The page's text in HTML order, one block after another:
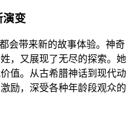
演变
会带来新的故事体验。神奇
，又展现了无尽的探索。她
值。从古希腊神话到现代动
励，深受各种年龄段观众的